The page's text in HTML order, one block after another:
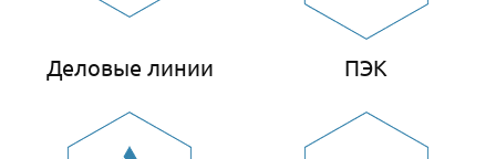
Деловые линии ПЭК